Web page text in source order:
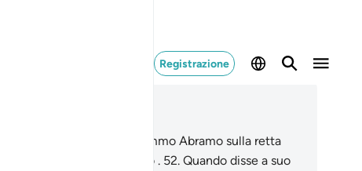
Registrazione
Siamo Noi che conducemmo Abramo sulla retta
via, Noi che lo conoscevamo . 52. Quando disse a suo